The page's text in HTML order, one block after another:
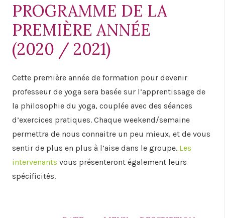
PROGRAMME DE LA
PREMIÈRE ANNÉE
(2020 / 2021)
Cette première année de formation pour devenir
professeur de yoga sera basée sur l’apprentissage de
la philosophie du yoga, couplée avec des séances
d’exercices pratiques. Chaque weekend/semaine
permettra de nous connaitre un peu mieux, et de vous
sentir de plus en plus à l’aise dans le groupe. Les
intervenants vous présenteront également leurs
spécificités.